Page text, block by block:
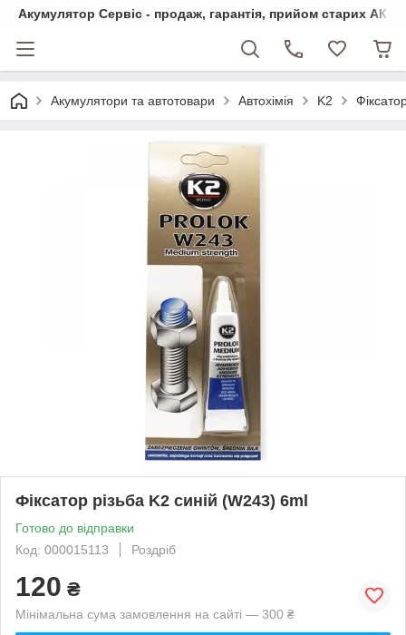
Акумулятор Сервіс - продаж, гарантія, прийом старих АКБ
Акумулятори та автотовари Автохімія K2
Фіксатор різьба K2 синій (W243) 6ml
Готово до відправки
Код: 000015113
Роздріб
120 ₴
Мінімальна сума замовлення на сайті — 300 ₴